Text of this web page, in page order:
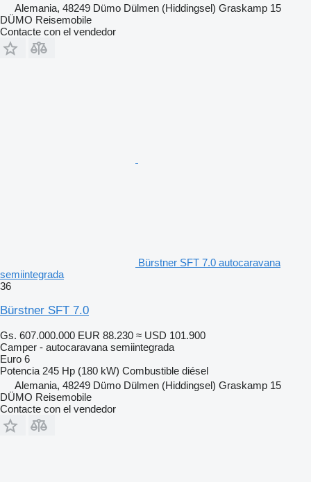
Alemania, 48249 Dümo Dülmen (Hiddingsel) Graskamp 15
DÜMO Reisemobile
Contacte con el vendedor
Bürstner SFT 7.0 autocaravana
semiintegrada
36
Bürstner SFT 7.0
Gs. 607.000.000 EUR 88.230 ≈ USD 101.900
Camper - autocaravana semiintegrada
Euro 6
Potencia 245 Hp (180 kW) Combustible diésel
Alemania, 48249 Dümo Dülmen (Hiddingsel) Graskamp 15
DÜMO Reisemobile
Contacte con el vendedor